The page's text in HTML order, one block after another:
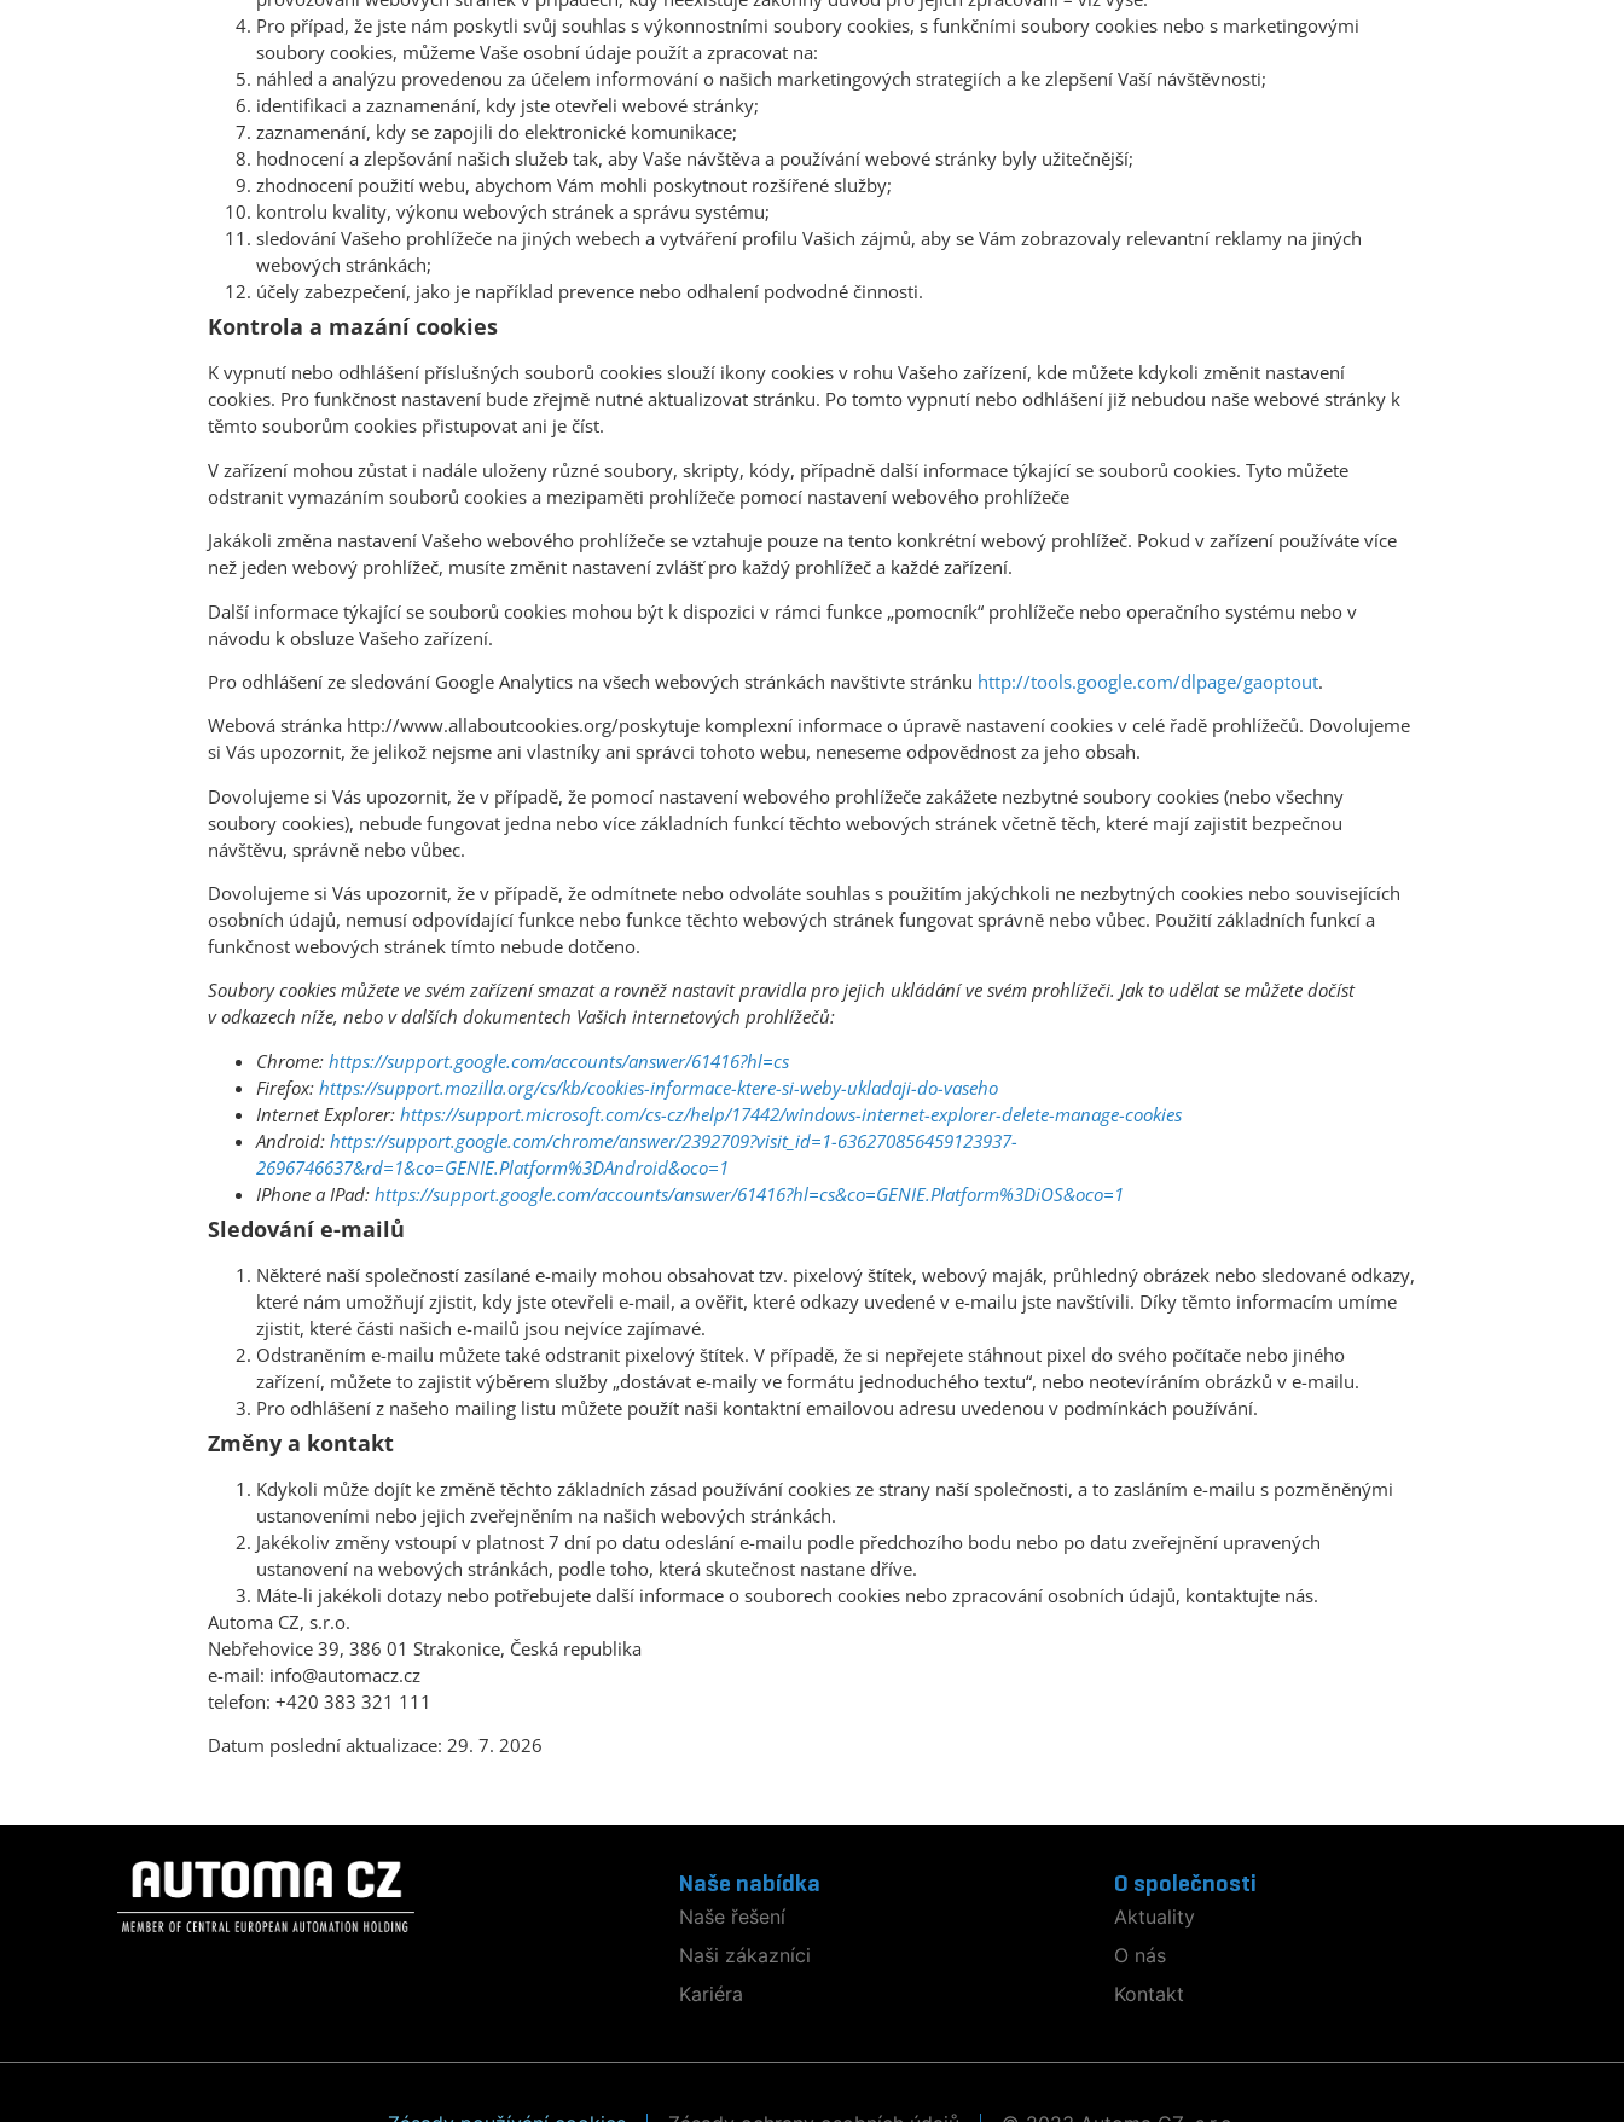
Pro případ, že jste nám poskytli svůj souhlas s výkonnostními soubory cookies, s funkčními soubory cookies nebo s marketingovými
soubory cookies, můžeme Vaše osobní údaje použít a zpracovat na:
náhled a analýzu provedenou za účelem informování o našich marketingových strategiích a ke zlepšení Vaší návštěvnosti;
identifikaci a zaznamenání, kdy jste otevřeli webové stránky;
zaznamenání, kdy se zapojili do elektronické komunikace;
hodnocení a zlepšování našich služeb tak, aby Vaše návštěva a používání webové stránky byly užitečnější;
zhodnocení použití webu, abychom Vám mohli poskytnout rozšířené služby;
kontrolu kvality, výkonu webových stránek a správu systému;
sledování Vašeho prohlížeče na jiných webech a vytváření profilu Vašich zájmů, aby se Vám zobrazovaly relevantní reklamy na jiných
webových stránkách;
účely zabezpečení, jako je například prevence nebo odhalení podvodné činnosti.
Kontrola a mazání cookies
K vypnutí nebo odhlášení příslušných souborů cookies slouží ikony cookies v rohu Vašeho zařízení, kde můžete kdykoli změnit nastavení
cookies. Pro funkčnost nastavení bude zřejmě nutné aktualizovat stránku. Po tomto vypnutí nebo odhlášení již nebudou naše webové stránky k
těmto souborům cookies přistupovat ani je číst.
V zařízení mohou zůstat i nadále uloženy různé soubory, skripty, kódy, případně další informace týkající se souborů cookies. Tyto můžete
odstranit vymazáním souborů cookies a mezipaměti prohlížeče pomocí nastavení webového prohlížeče
Jakákoli změna nastavení Vašeho webového prohlížeče se vztahuje pouze na tento konkrétní webový prohlížeč. Pokud v zařízení používáte více
než jeden webový prohlížeč, musíte změnit nastavení zvlášť pro každý prohlížeč a každé zařízení.
Další informace týkající se souborů cookies mohou být k dispozici v rámci funkce „pomocník“ prohlížeče nebo operačního systému nebo v
návodu k obsluze Vašeho zařízení.
Pro odhlášení ze sledování Google Analytics na všech webových stránkách navštivte stránku http://tools.google.com/dlpage/gaoptout.
Webová stránka http://www.allaboutcookies.org/poskytuje komplexní informace o úpravě nastavení cookies v celé řadě prohlížečů. Dovolujeme
si Vás upozornit, že jelikož nejsme ani vlastníky ani správci tohoto webu, neneseme odpovědnost za jeho obsah.
Dovolujeme si Vás upozornit, že v případě, že pomocí nastavení webového prohlížeče zakážete nezbytné soubory cookies (nebo všechny
soubory cookies), nebude fungovat jedna nebo více základních funkcí těchto webových stránek včetně těch, které mají zajistit bezpečnou
návštěvu, správně nebo vůbec.
Dovolujeme si Vás upozornit, že v případě, že odmítnete nebo odvoláte souhlas s použitím jakýchkoli ne nezbytných cookies nebo souvisejících
osobních údajů, nemusí odpovídající funkce nebo funkce těchto webových stránek fungovat správně nebo vůbec. Použití základních funkcí a
funkčnost webových stránek tímto nebude dotčeno.
Soubory cookies můžete ve svém zařízení smazat a rovněž nastavit pravidla pro jejich ukládání ve svém prohlížeči. Jak to udělat se můžete dočíst
v odkazech níže, nebo v dalších dokumentech Vašich internetových prohlížečů:
Chrome: https://support.google.com/accounts/answer/61416?hl=cs
Firefox: https://support.mozilla.org/cs/kb/cookies-informace-ktere-si-weby-ukladaji-do-vaseho
Internet Explorer: https://support.microsoft.com/cs-cz/help/17442/windows-internet-explorer-delete-manage-cookies
Android: https://support.google.com/chrome/answer/2392709?visit_id=1-636270856459123937-
2696746637&rd=1&co=GENIE.Platform%3DAndroid&oco=1
IPhone a IPad: https://support.google.com/accounts/answer/61416?hl=cs&co=GENIE.Platform%3DiOS&oco=1
Sledování e-mailů
Některé naší společností zasílané e-maily mohou obsahovat tzv. pixelový štítek, webový maják, průhledný obrázek nebo sledované odkazy,
které nám umožňují zjistit, kdy jste otevřeli e-mail, a ověřit, které odkazy uvedené v e-mailu jste navštívili. Díky těmto informacím umíme
zjistit, které části našich e-mailů jsou nejvíce zajímavé.
Odstraněním e-mailu můžete také odstranit pixelový štítek. V případě, že si nepřejete stáhnout pixel do svého počítače nebo jiného
zařízení, můžete to zajistit výběrem služby „dostávat e-maily ve formátu jednoduchého textu“, nebo neotevíráním obrázků v e-mailu.
Pro odhlášení z našeho mailing listu můžete použít naši kontaktní emailovou adresu uvedenou v podmínkách používání.
Změny a kontakt
Kdykoli může dojít ke změně těchto základních zásad používání cookies ze strany naší společnosti, a to zasláním e-mailu s pozměněnými
ustanoveními nebo jejich zveřejněním na našich webových stránkách.
Jakékoliv změny vstoupí v platnost 7 dní po datu odeslání e-mailu podle předchozího bodu nebo po datu zveřejnění upravených
ustanovení na webových stránkách, podle toho, která skutečnost nastane dříve.
Máte-li jakékoli dotazy nebo potřebujete další informace o souborech cookies nebo zpracování osobních údajů, kontaktujte nás.
Automa CZ, s.r.o.
Nebřehovice 39, 386 01 Strakonice, Česká republika
e-mail: info@automacz.cz
telefon: +420 383 321 111
Datum poslední aktualizace: 29. 7. 2026
Naše nabídka
Naše řešení
Naši zákazníci
Kariéra
O společnosti
Aktuality
O nás
Kontakt